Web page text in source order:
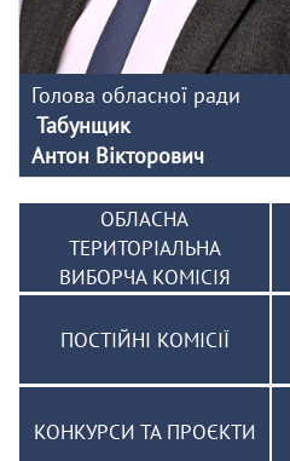
Голова обласної ради
Табунщик
Антон Вікторович
ОБЛАСНА
ТЕРИТОРІАЛЬНА
ВИБОРЧА КОМІСІЯ
ПОСТІЙНІ КОМІСІЇ
КОНКУРСИ ТА ПРОЄКТИ